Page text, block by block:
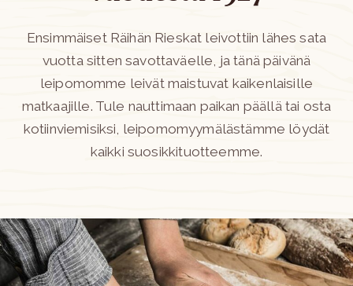
Ensimmäiset Räihän Rieskat leivottiin lähes sata
vuotta sitten savottaväelle, ja tänä päivänä
leipomomme leivät maistuvat kaikenlaisille
matkaajille. Tule nauttimaan paikan päällä tai osta
kotiinviemisiksi, leipomomyymälästämme löydät
kaikki suosikkituotteemme.